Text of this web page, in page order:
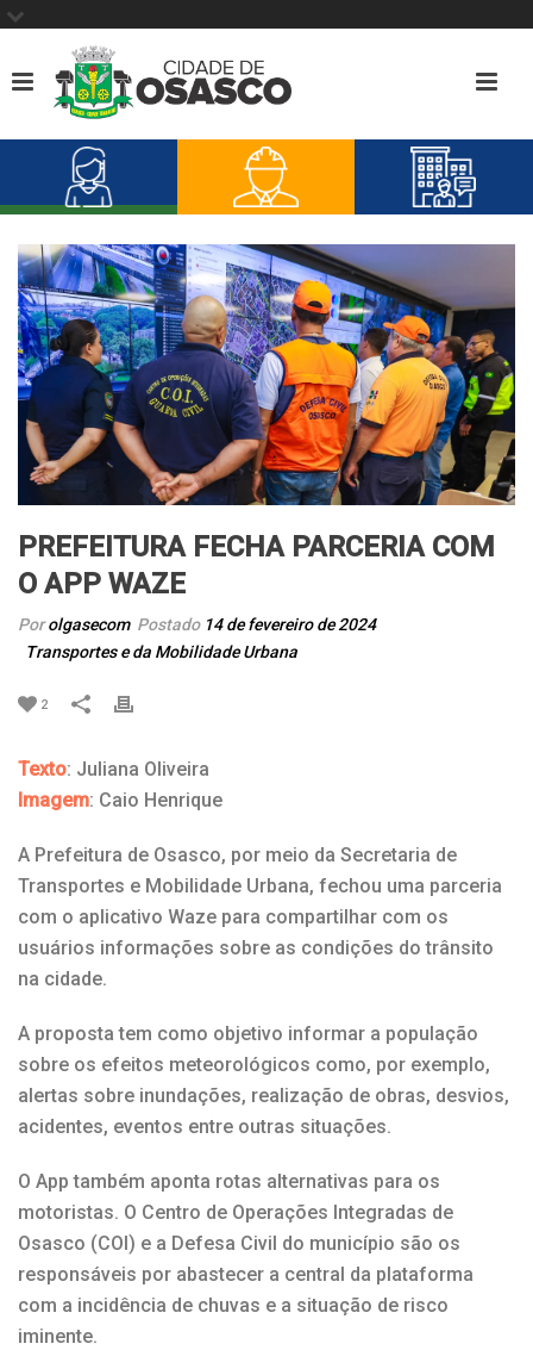
PREFEITURA FECHA PARCERIA COM
O APP WAZE
Porolgasecom Postado 14 de fevereiro de 2024
Transportes e da Mobilidade Urbana
2
Texto: Juliana Oliveira
Imagem: Caio Henrique
A Prefeitura de Osasco, por meio da Secretaria de
Transportes e Mobilidade Urbana, fechou uma parceria
com o aplicativo Waze para compartilhar com os
usuários informações sobre as condições do trânsito
na cidade.
A proposta tem como objetivo informar a população
sobre os efeitos meteorológicos como, por exemplo,
alertas sobre inundações, realização de obras, desvios,
acidentes, eventos entre outras situações.
O App também aponta rotas alternativas para os
motoristas. O Centro de Operações Integradas de
Osasco (COI) e a Defesa Civil do município são os
responsáveis por abastecer a central da plataforma
com a incidência de chuvas e a situação de risco
iminente.